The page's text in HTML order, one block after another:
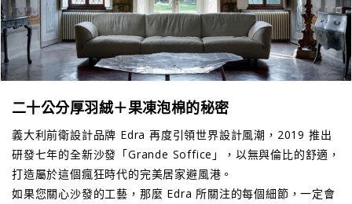
二十公分厚羽絨＋果凍泡棉的秘密
義大利前衛設計品牌 Edra 再度引領世界設計風潮，2019 推出
研發七年的全新沙發「Grande Soffice」，以無與倫比的舒適，
打造屬於這個瘋狂時代的完美居家避風港。
如果您關心沙發的工藝，那麼 Edra 所關注的每個細節，一定會